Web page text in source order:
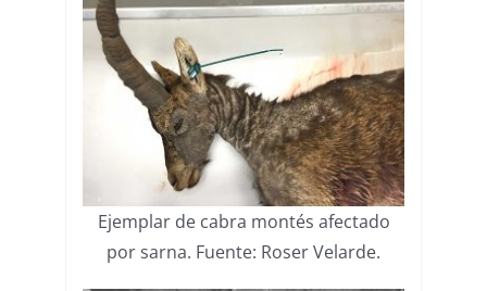
Ejemplar de cabra montés afectado
por sarna. Fuente: Roser Velarde.